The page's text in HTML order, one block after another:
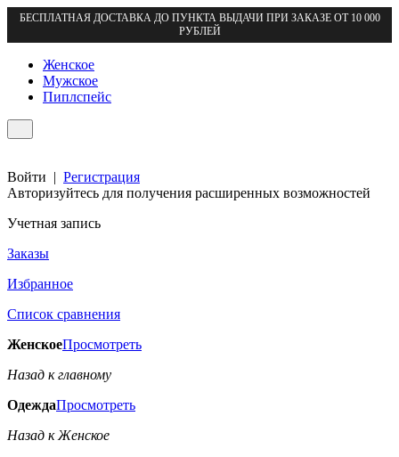
БЕСПЛАТНАЯ ДОСТАВКА ДО ПУНКТА ВЫДАЧИ ПРИ ЗАКАЗЕ ОТ 10 000
РУБЛЕЙ
Женское
Мужское
Пиплспейс
Войти | Регистрация
Авторизуйтесь для получения расширенных возможностей
Учетная запись
Заказы
Избранное
Список сравнения
ЖенскоеПросмотреть
Назад к главному
ОдеждаПросмотреть
Назад к Женское